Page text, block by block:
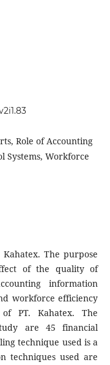
Role of Accounting
Systems, Workforce
The purpose
of the quality of
information
workforce efficiency
PT. Kahatex. The
are 45 financial
technique used is a
techniques used are